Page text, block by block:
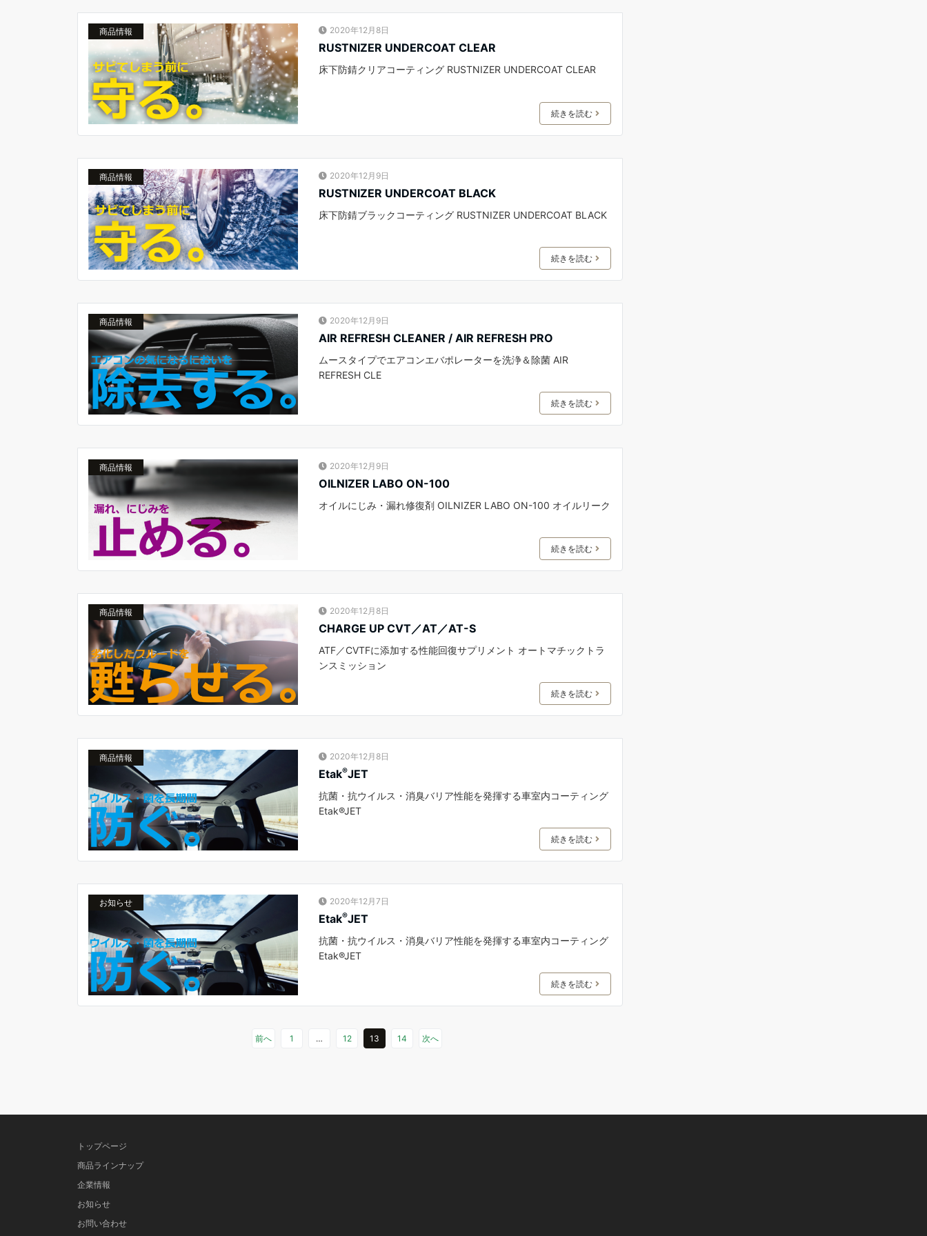
商品情報 2020年12月8日
RUSTNIZER UNDERCOAT CLEAR
床下防錆クリアコーティング RUSTNIZER UNDERCOAT CLEAR
続きを読む
商品情報 2020年12月9日
RUSTNIZER UNDERCOAT BLACK
床下防錆ブラックコーティング RUSTNIZER UNDERCOAT BLACK
続きを読む
商品情報 2020年12月9日
AIR REFRESH CLEANER / AIR REFRESH PRO
ムースタイプでエアコンエバポレーターを洗浄＆除菌 AIR
REFRESH CLE
続きを読む
商品情報 2020年12月9日
OILNIZER LABO ON-100
オイルにじみ・漏れ修復剤 OILNIZER LABO ON-100 オイルリーク
続きを読む
商品情報 2020年12月8日
CHARGE UP CVT／AT／AT-S
ATF／CVTFに添加する性能回復サプリメント オートマチックトラ
ンスミッション
続きを読む
商品情報 2020年12月8日
Etak®JET
抗菌・抗ウイルス・消臭バリア性能を発揮する車室内コーティング
Etak®JET
続きを読む
お知らせ 2020年12月7日
Etak®JET
抗菌・抗ウイルス・消臭バリア性能を発揮する車室内コーティング
Etak®JET
続きを読む
前へ 1 … 12 13 14 次へ
トップページ
商品ラインナップ
企業情報
お知らせ
お問い合わせ